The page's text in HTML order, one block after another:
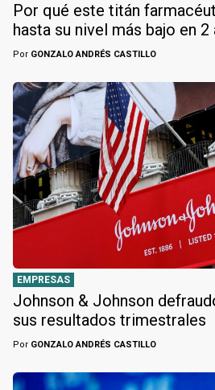
Por qué este titán
hasta su nivel más bajo en 2
Por GONZALO ANDRÉS CASTILLO
EMPRESAS
Johnson & Johnson
sus resultados trimestrales
Por GONZALO ANDRÉS CASTILLO